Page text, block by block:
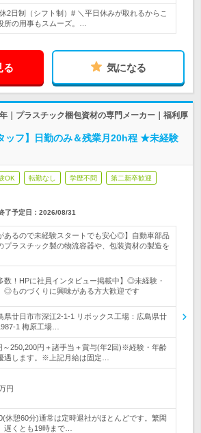
2日制（シフト制）# ＼平日休みが取れるからこ
の用事もスムーズ。…
る 気になる
｜プラスチック梱包資材の専門メーカー｜福利厚
ッフ】日勤のみ＆残業月20h程 ★未経験
OK 転勤なし 学歴不問 第二新卒歓迎
了予定日： 2026/08/31
あるので未経験スタートでも安心◎】自動車部品
プラスチック製の物流容器や、包装資材の製造を
数！HPに社員インタビュー掲載中】◎未経験・
ものづくりに興味がある方大歓迎です
県廿日市市深江2-1-1 リボックス工場：広島県廿
1 梅原工場…
～250,200円＋諸手当＋賞与(年2回)※経験・年齢
遇します。※上記月給は固定…
円
休憩60分)通常は定時退社がほとんどです。繁閑
遅くとも19時まで…